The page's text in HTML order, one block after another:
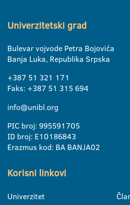
Univerzitetski grad
Bulevar vojvode Petra Bojovića
Banja Luka, Republika Srpska
+387 51 321 171
Faks: +387 51 315 694
info@unibl.org
PIC broj: 995591705
ID broj: E10186843
Erazmus kod: BA BANJA02
Korisni linkovi
Univerzitet